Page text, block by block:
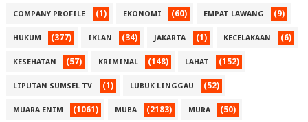
COMPANY PROFILE (1) EKONOMI (60) EMPAT LAWANG (9)
HUKUM (377) IKLAN (34) JAKARTA (1) KECELAKAAN (6)
KESEHATAN (57) KRIMINAL (148) LAHAT (152)
LIPUTAN SUMSEL TV (1) LUBUK LINGGAU (52)
MUARA ENIM (1061) MUBA (2183) MURA (50)